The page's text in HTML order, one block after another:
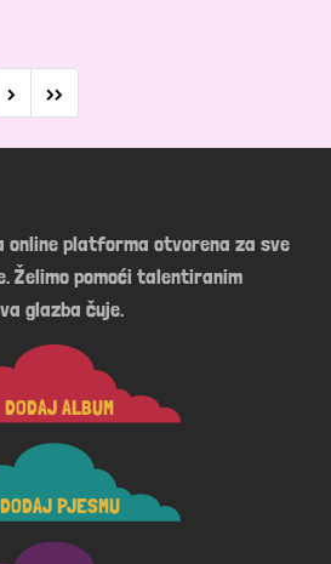
› Next page
››
online platforma otvorena za sve
Želimo pomoći talentiranim
glazba čuje.
DODAJ ALBUM
DODAJ PJESMU